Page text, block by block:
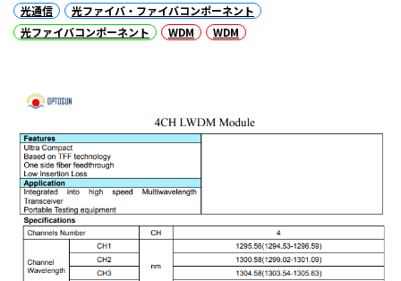
光通信
光ファイバ・ファイバコンポーネント
光ファイバコンポーネント
WDM WDM